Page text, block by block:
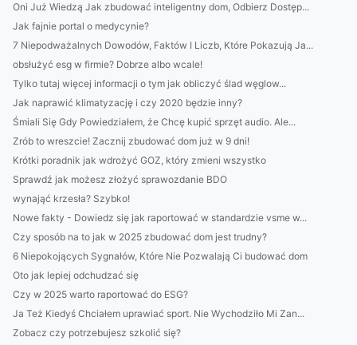
Oni Już Wiedzą Jak zbudować inteligentny dom, Odbierz Dostęp...
Jak fajnie portal o medycynie?
7 Niepodważalnych Dowodów, Faktów I Liczb, Które Pokazują Ja...
obsłużyć esg w firmie? Dobrze albo wcale!
Tylko tutaj więcej informacji o tym jak obliczyć ślad węglow...
Jak naprawić klimatyzację i czy 2020 będzie inny?
Śmiali Się Gdy Powiedziałem, że Chcę kupić sprzęt audio. Ale...
Zrób to wreszcie! Zacznij zbudować dom już w 9 dni!
Krótki poradnik jak wdrożyć GOZ, który zmieni wszystko
Sprawdź jak możesz złożyć sprawozdanie BDO
wynająć krzesła? Szybko!
Nowe fakty - Dowiedz się jak raportować w standardzie vsme w...
Czy sposób na to jak w 2025 zbudować dom jest trudny?
6 Niepokojących Sygnałów, Które Nie Pozwalają Ci budować dom
Oto jak lepiej odchudzać się
Czy w 2025 warto raportować do ESG?
Ja Też Kiedyś Chciałem uprawiać sport. Nie Wychodziło Mi Zan...
Zobacz czy potrzebujesz szkolić się?